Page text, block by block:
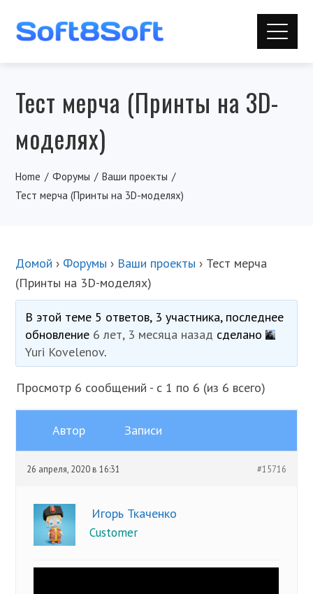
Тест мерча (Принты на 3D-
моделях)
Home Форумы
Ваши проекты
Тест мерча (Принты на 3D-моделях)
Домой › Форумы › Ваши проекты › Тест мерча
(Принты на 3D-моделях)
В этой теме 5 ответов, 3 участника, последнее
обновление 6 лет, 3 месяца назад сделано
Yuri Kovelenov.
Просмотр 6 сообщений - с 1 по 6 (из 6 всего)
Автор Записи
26 апреля, 2020 в 16:31 #15716
Игорь Ткаченко
Customer